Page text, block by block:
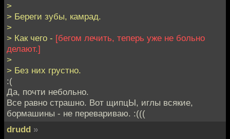
>
> Береги зубы, камрад.
>
> Как чего - [бегом лечить, теперь уже не больно
делают.]
>
> Без них грустно.
:(
Да, почти небольно.
Все равно страшно. Вот щипцЫ, иглы всякие,
бормашины - не перевариваю. :(((
drudd »